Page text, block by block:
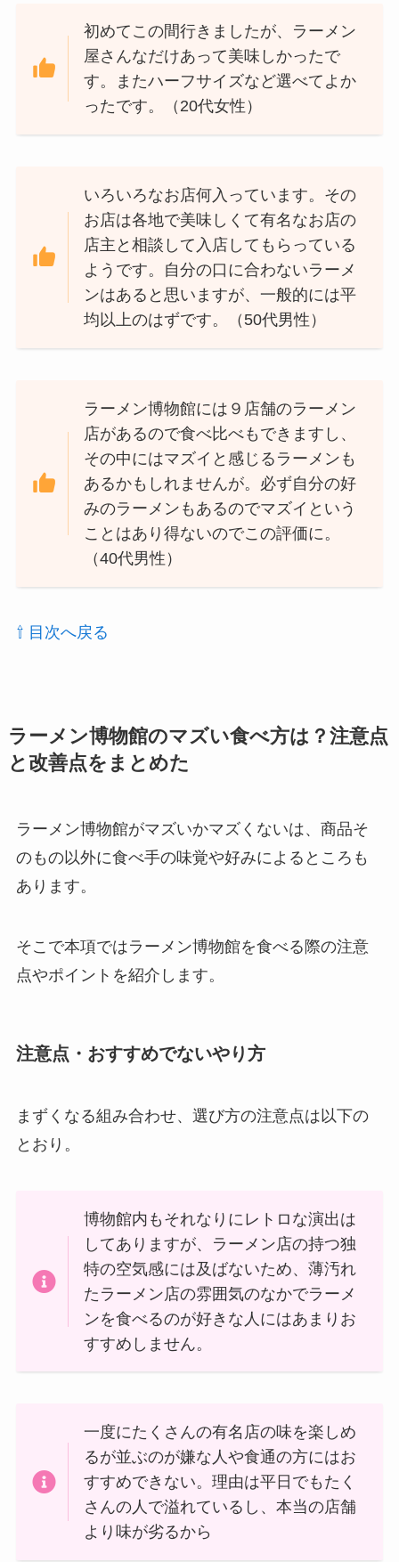
初めてこの間行きましたが、ラーメン
屋さんなだけあって美味しかったで
す。またハーフサイズなど選べてよか
ったです。（20代女性）
いろいろなお店何入っています。その
お店は各地で美味しくて有名なお店の
店主と相談して入店してもらっている
ようです。自分の口に合わないラーメ
ンはあると思いますが、一般的には平
均以上のはずです。（50代男性）
ラーメン博物館には９店舗のラーメン
店があるので食べ比べもできますし、
その中にはマズイと感じるラーメンも
あるかもしれませんが。必ず自分の好
みのラーメンもあるのでマズイという
ことはあり得ないのでこの評価に。
（40代男性）
⇧ 目次へ戻る
ラーメン博物館のマズい食べ方は？注意点
と改善点をまとめた
ラーメン博物館がマズいかマズくないは、商品そ
のもの以外に食べ手の味覚や好みによるところも
あります。
そこで本項ではラーメン博物館を食べる際の注意
点やポイントを紹介します。
注意点・おすすめでないやり方
まずくなる組み合わせ、選び方の注意点は以下の
とおり。
博物館内もそれなりにレトロな演出は
してありますが、ラーメン店の持つ独
特の空気感には及ばないため、薄汚れ
たラーメン店の雰囲気のなかでラーメ
ンを食べるのが好きな人にはあまりお
すすめしません。
一度にたくさんの有名店の味を楽しめ
るが並ぶのが嫌な人や食通の方にはお
すすめできない。理由は平日でもたく
さんの人で溢れているし、本当の店舗
より味が劣るから